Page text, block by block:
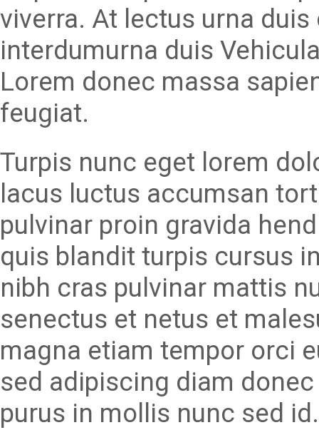
viverra. At lectus urna
interdumurna duis
Lorem donec massa
feugiat.
Turpis nunc eget lorem
lacus luctus accumsan
pulvinar proin gravida
quis blandit turpis cursus
nibh cras pulvinar mattis
senectus et netus et
magna etiam tempor orci
sed adipiscing diam
purus in mollis nunc sed